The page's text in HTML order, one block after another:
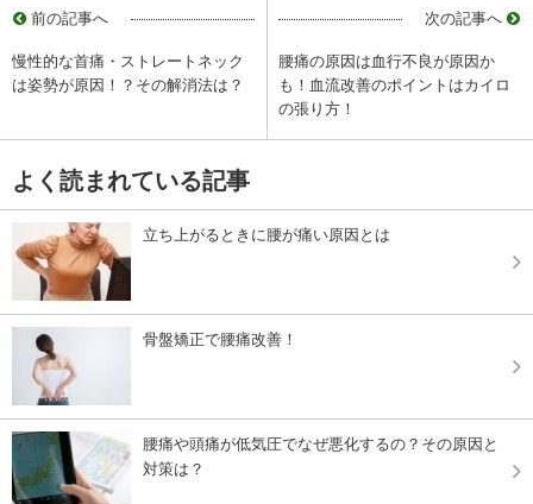
前の記事へ
慢性的な首痛・ストレートネック
は姿勢が原因！？その解消法は？
次の記事へ
腰痛の原因は血行不良が原因か
も！血流改善のポイントはカイロ
の張り方！
よく読まれている記事
立ち上がるときに腰が痛い原因とは
骨盤矯正で腰痛改善！
腰痛や頭痛が低気圧でなぜ悪化するの？その原因と
対策は？